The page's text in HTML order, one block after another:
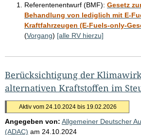
Referentenentwurf (BMF): Gesetz
Behandlung von lediglich mit E-
Kraftfahrzeugen (E-Fuels-only-
(Vorgang) [alle RV hierzu]
Berücksichtigung der
alternativen Kraftstoffen im
Aktiv vom 24.10.2024 bis 19.02.2026
Angegeben von: Allgemeiner Deutscher
(ADAC) am 24.10.2024